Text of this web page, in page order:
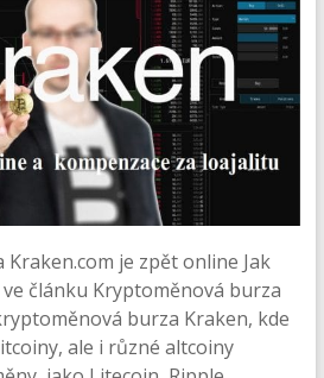
je zpět online Jak
článku Kryptoměnová burza
burza Kraken, kde
ale i různé altcoiny